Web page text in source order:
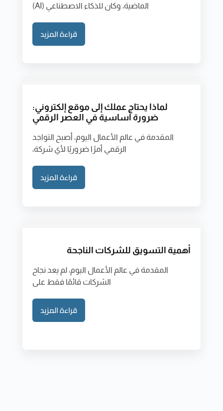
الماضية، وكان للذكاء الاصطناعي (AI)
قراءة المزيد
لماذا يحتاج عملك إلى موقع إلكتروني:
ضرورة أساسية في العصر الرقمي
المقدمة في عالم الأعمال اليوم، أصبح التواجد
الرقمي أمرًا ضروريًا لأي شركة،
قراءة المزيد
أهمية التسويق للشركات الناجحة
المقدمة في عالم الأعمال اليوم، لم يعد نجاح
الشركات قائمًا فقط على
قراءة المزيد